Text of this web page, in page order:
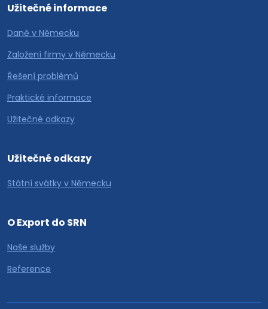
Užitečné informace
Daně v Německu
Založení firmy v Německu
Řešení problémů
Praktické informace
Užitečné odkazy
Užitečné odkazy
Státní svátky v Německu
O Export do SRN
Naše služby
Reference